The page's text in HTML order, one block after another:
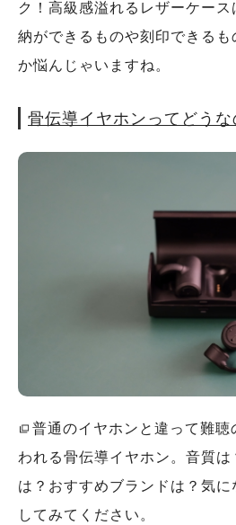
ク！高級感溢れるレザーケー
納ができるものや刻印できるも
か悩んじゃいますね。
骨伝導イヤホンってどうな
普通のイヤホンと違って難
われる骨伝導イヤホン。音質
は？おすすめブランドは？気
してみてください。